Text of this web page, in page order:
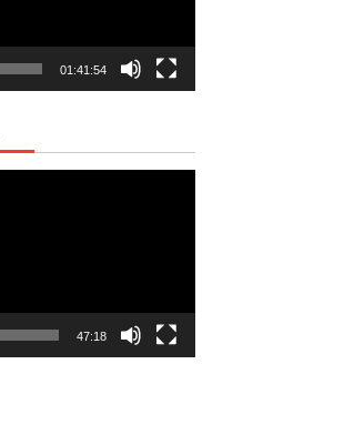
01:41:54
47:18